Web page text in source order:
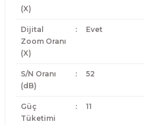
(X)
Dijital
Zoom Oranı
(X)
: Evet
S/N Oranı
(dB)
: 52
Güç
Tüketimi
: 11